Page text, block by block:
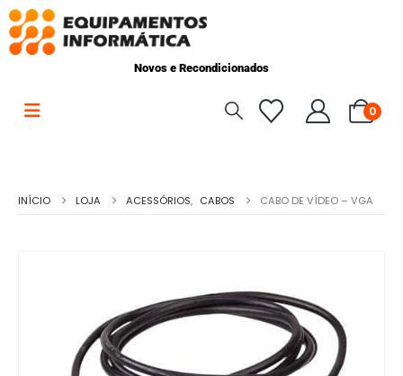
Novos e Recondicionados
0
INÍCIO LOJA ACESSÓRIOS, CABOS CABO DE VÍDEO – VGA